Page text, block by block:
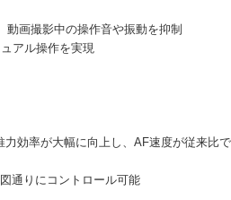
動画撮影中の操作音や振動を抑制
アル操作を実現
効率が大幅に向上し、AF速度が従来比
通りにコントロール可能